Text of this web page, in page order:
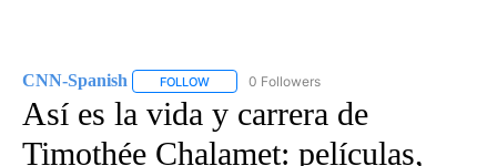
CNN-Spanish FOLLOW FOLLOW "CNN-SPANISH" TO RECEIVE
0 Followers
Así es la vida y carrera de
Timothée Chalamet: películas,